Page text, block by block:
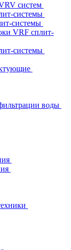
систем
системы
системы
VRF сплит-
системы
воды